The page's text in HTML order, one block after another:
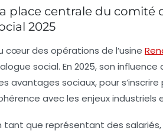
place centrale du comité
2025
cœur des opérations de l’usine
social. En 2025, son
avantages sociaux, pour
avec les enjeux industriels
tant que représentant des